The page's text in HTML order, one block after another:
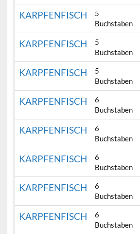
KARPFENFISCH
5
Buchstaben
KARPFENFISCH
5
Buchstaben
KARPFENFISCH
5
Buchstaben
KARPFENFISCH
6
Buchstaben
KARPFENFISCH
6
Buchstaben
KARPFENFISCH
6
Buchstaben
KARPFENFISCH
6
Buchstaben
KARPFENFISCH
6
Buchstaben